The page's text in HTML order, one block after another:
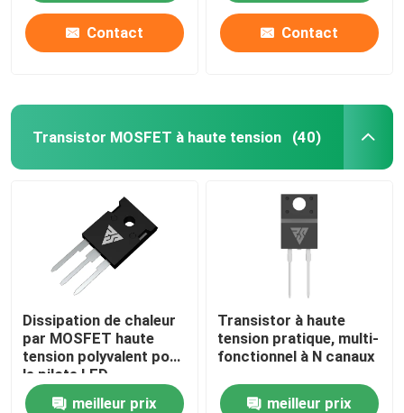
Contact Contact
Transistor MOSFET à haute tension (40)
Dissipation de chaleur
par MOSFET haute
tension polyvalent pour
le pilote LED
meilleur prix
Transistor à haute
tension pratique, multi-
fonctionnel à N canaux
meilleur prix